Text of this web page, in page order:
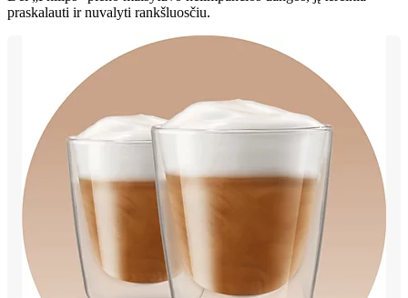
praskalauti ir nuvalyti rankšluosčiu.